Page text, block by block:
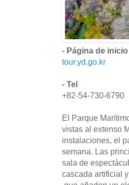
- Página de inicio
tour.yd.go.kr
- Tel
+82-54-730-6790
El Parque
vistas al extenso
instalaciones, el
semana. Las
sala de
cascada artificial